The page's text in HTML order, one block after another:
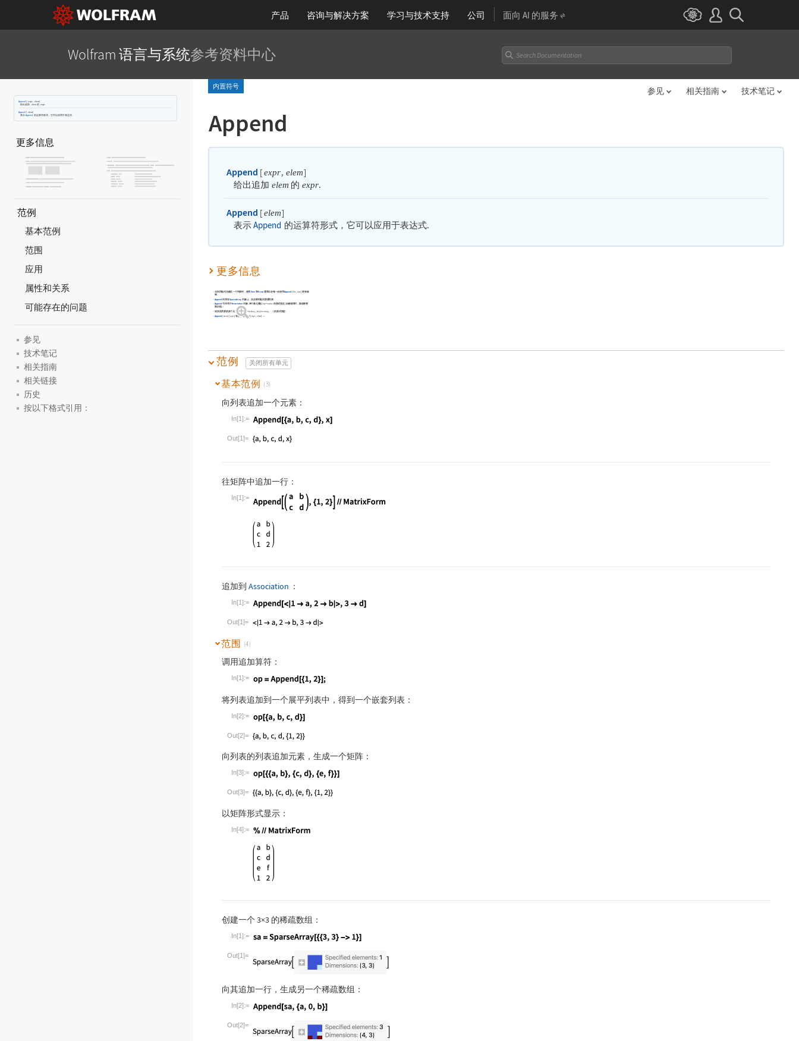
产品 咨询与解决方案 学习与技术支持 公司 面向 AI 的服务
Wolfram 语言与系统参考资料中心
Append [ expr, elem]
给出追加
elem的 expr.
Append [ elem]
表示Append 的运算符形式，它可以应用于表达式.
更多信息
范例
基本范例
范围
应用
属性和关系
可能存在的问题
参见
技术笔记
相关指南
相关链接
历史
按以下格式引用：
内置符号 参见 相关指南 技术笔记
Append
Append [ expr, elem]
给出追加 elem 的 expr.
Append [ elem]
表示Append 的运算符形式，它可以应用于表达式.
更多信息
当利用迭代法建立一个列表时，使用Sow 和 Reap 通常比在每一步使用Append , new 更有效
率.
Append 作用在SparseArray 对象上，在必要时返回普通列表.
Append 可作用于Association 对象. 单个新元素以 key-> value 的形式指定. 当键相同时，新值将替
换旧值. »
追加至关联的多个元素可以{key 1-> value1 , key2-> value2, …
的形式指定.
Append
elem expr 等价于Append expr, elem . »
范例 关闭所有单元
基本范例 (3)
向列表追加一个元素：
In[1]:=
Wolfram Language code:
Out[1]=
往矩阵中追加一行：
In[1]:=
Wolfram Language code:
追加到 Association ：
In[1]:=
Wolfram Language code: Append[<|1 -> a, 2 -> b|>, 3 -> d]
Out[1]=
范围 (4)
调用追加算符：
In[1]:=
Wolfram Language code: op = Append[{1, 2}];
将列表追加到一个展平列表中，得到一个嵌套列表：
In[2]:=
Wolfram Language code:
Out[2]=
向列表的列表追加元素，生成一个矩阵：
In[3]:=
Wolfram Language code: op[{{a, b}, {c, d}, {e, f}}]
Out[3]=
以矩阵形式显示：
In[4]:=
Wolfram Language code:
创建一个 3×3的稀疏数组：
In[1]:=
Wolfram Language code:
Out[1]=
向其追加一行，生成另一个稀疏数组：
In[2]:=
Wolfram Language code:
Out[2]=